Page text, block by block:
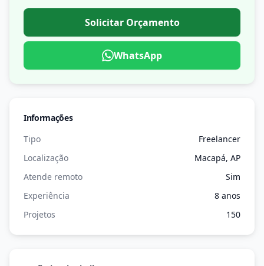
Solicitar Orçamento
WhatsApp
Informações
Tipo
Freelancer
Localização
Macapá, AP
Atende remoto
Sim
Experiência
8 anos
Projetos
150